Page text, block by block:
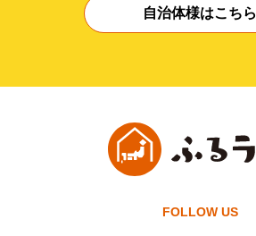
自治体様はこちら
FOLLOW US